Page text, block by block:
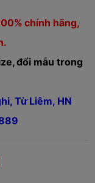
chính hãng,
đổi mẫu trong
Từ Liêm, HN